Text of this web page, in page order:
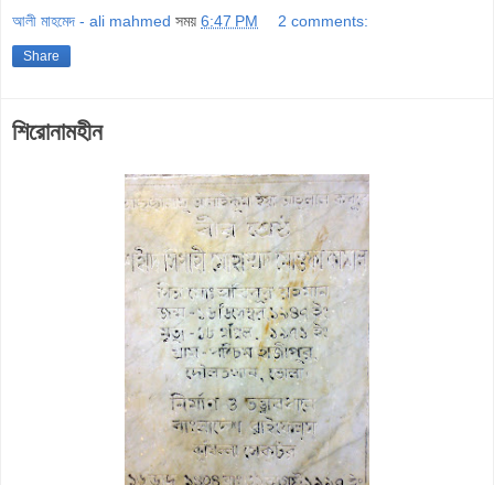
আলী মাহমেদ - ali mahmed সময় 6:47 PM 2 comments:
Share
শিরোনামহীন